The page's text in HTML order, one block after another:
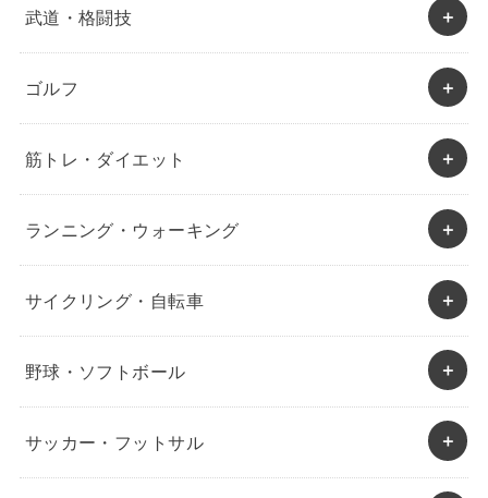
武道・格闘技
ゴルフ
筋トレ・ダイエット
ランニング・ウォーキング
サイクリング・自転車
野球・ソフトボール
サッカー・フットサル